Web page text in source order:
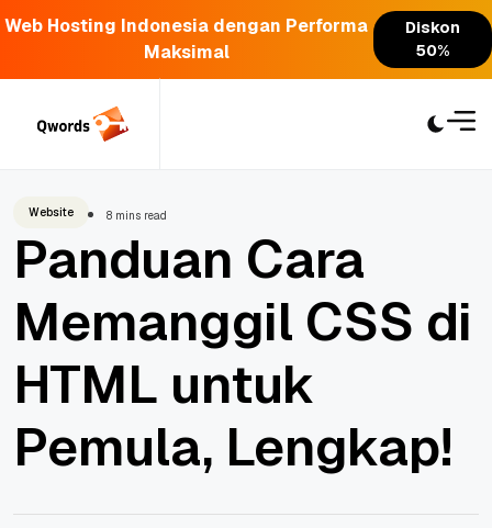
Web Hosting Indonesia dengan Performa
Maksimal
Diskon
50%
Website 8 mins read
Panduan Cara
Memanggil CSS di
HTML untuk
Pemula, Lengkap!